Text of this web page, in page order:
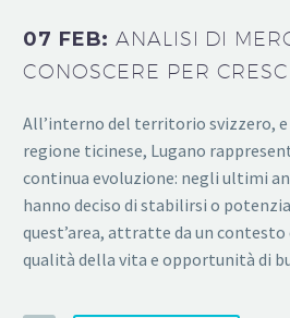
07 FEB:ANALISI DI
CONOSCERE PER
All’interno del territorio svizzero,
regione ticinese, Lugano
continua evoluzione: negli ultimi
hanno deciso di stabilirsi o
quest’area, attratte da un
qualità della vita e opportunità di